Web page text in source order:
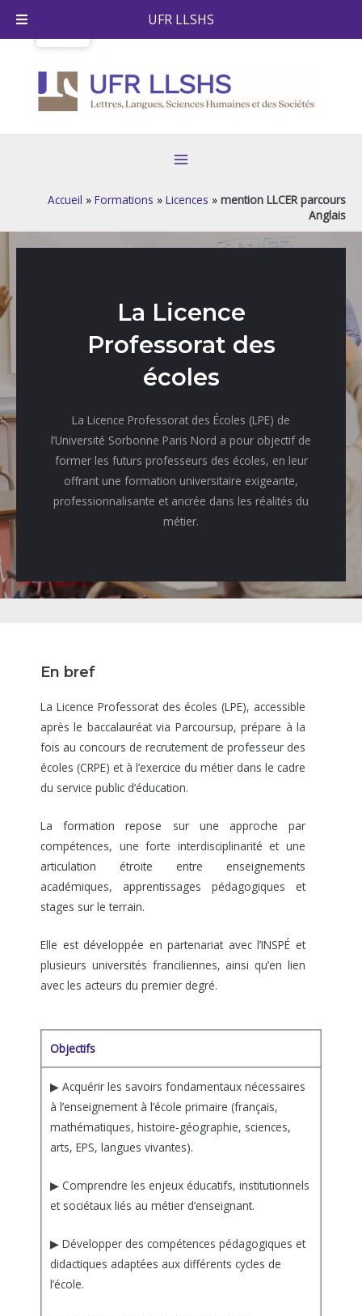
Menu
Accueil » Formations » Licences » mention LLCER parcours
Anglais
La Licence
Professorat des
écoles
La Licence Professorat des Écoles (LPE) de
l’Université Sorbonne Paris Nord a pour objectif de
former les futurs professeurs des écoles, en leur
offrant une formation universitaire exigeante,
professionnalisante et ancrée dans les réalités du
métier.
En bref
La Licence Professorat des écoles (LPE), accessible
après le baccalauréat via Parcoursup, prépare à la
fois au concours de recrutement de professeur des
écoles (CRPE) et à l’exercice du métier dans le cadre
du service public d’éducation.
La formation repose sur une approche par
compétences, une forte interdisciplinarité et une
articulation étroite entre enseignements
académiques, apprentissages pédagogiques et
stages sur le terrain.
Elle est développée en partenariat avec l’INSPÉ et
plusieurs universités franciliennes, ainsi qu’en lien
avec les acteurs du premier degré.
Objectifs
▶ Acquérir les savoirs fondamentaux nécessaires
à l’enseignement à l’école primaire (français,
mathématiques, histoire-géographie, sciences,
arts, EPS, langues vivantes).
▶ Comprendre les enjeux éducatifs, institutionnels
et sociétaux liés au métier d’enseignant.
▶ Développer des compétences pédagogiques et
didactiques adaptées aux différents cycles de
l’école.
UFR LLSHS